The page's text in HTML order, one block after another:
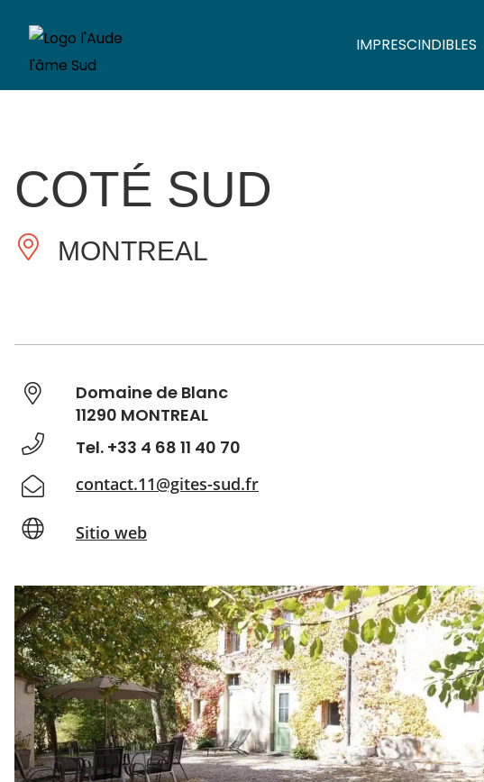
IMPRESCINDIBLES
COTÉ SUD
MONTREAL
Domaine de Blanc
11290 MONTREAL
Tel. +33 4 68 11 40 70
contact.11@gites-sud.fr
Sitio web